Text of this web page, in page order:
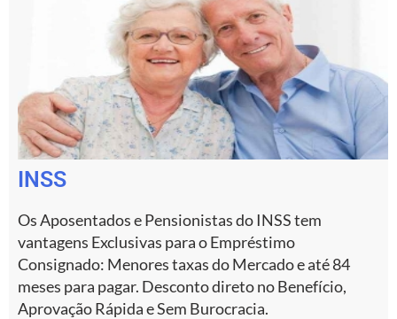
INSS
Os Aposentados e Pensionistas do INSS tem
vantagens Exclusivas para o Empréstimo
Consignado: Menores taxas do Mercado e até 84
meses para pagar. Desconto direto no Benefício,
Aprovação Rápida e Sem Burocracia.